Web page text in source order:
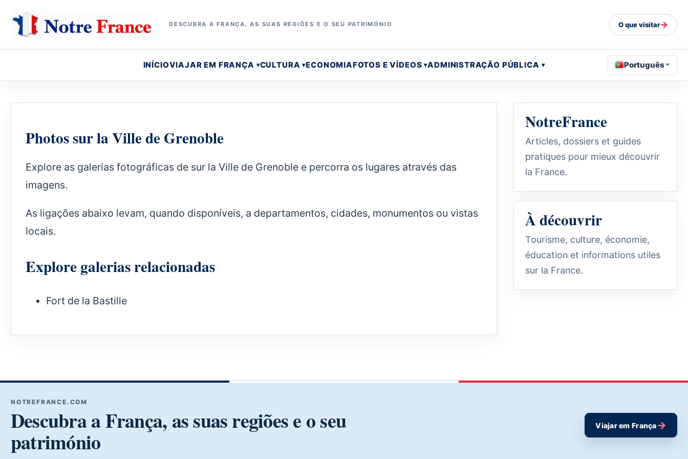
DESCUBRA A FRANÇA, AS SUAS REGIÕES E O SEU PATRIMÓNIO O que visitar→
INÍCIOVIAJAR EM FRANÇA CULTURA ECONOMIAFOTOS E VÍDEOS ADMINISTRAÇÃO PÚBLICA Português
Photos sur la Ville de Grenoble
Explore as galerias fotográficas de sur la Ville de Grenoble e percorra os lugares através das
imagens.
As ligações abaixo levam, quando disponíveis, a departamentos, cidades, monumentos ou vistas
locais.
Explore galerias relacionadas
Fort de la Bastille
NotreFrance
Articles, dossiers et guides
pratiques pour mieux découvrir
la France.
À découvrir
Tourisme, culture, économie,
éducation et informations utiles
sur la France.
NOTREFRANCE.COM
Descubra a França, as suas regiões e o seu
património
Viajar em França→